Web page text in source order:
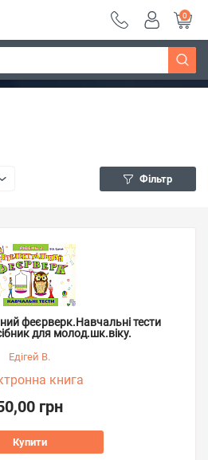
~ 250 грн ~
Дізнатись більше
0
Фільтр
феєрверк.Навчальні тести
для молод.шк.віку.
Едігей В.
книга
грн
Купити